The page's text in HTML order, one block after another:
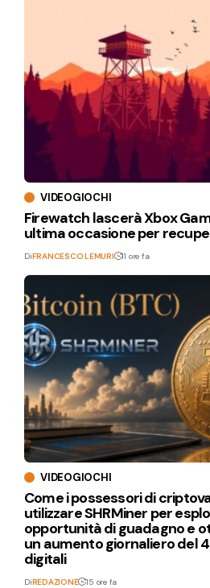
VIDEOGIOCHI
Firewatch lascerà Xbox
ultima occasione per
DiFRANCESCO LEMURI 11 ore fa
VIDEOGIOCHI
Come i possessori di
utilizzare SHRMiner per
opportunità di guadagno e
un aumento giornaliero del
digitali
DiREDAZIONE 15 ore fa